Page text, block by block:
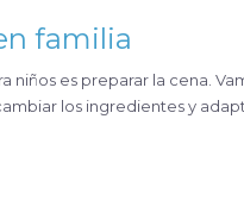
familia
niños es preparar la cena.
los ingredientes y